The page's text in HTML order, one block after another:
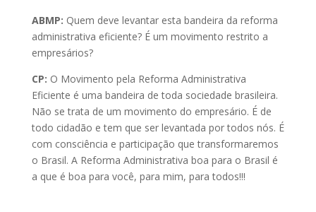
ABMP: Quem deve levantar esta bandeira da reforma
administrativa eficiente? É um movimento restrito a
empresários?
CP: O Movimento pela Reforma Administrativa
Eficiente é uma bandeira de toda sociedade brasileira.
Não se trata de um movimento do empresário. É de
todo cidadão e tem que ser levantada por todos nós. É
com consciência e participação que transformaremos
o Brasil. A Reforma Administrativa boa para o Brasil é
a que é boa para você, para mim, para todos!!!